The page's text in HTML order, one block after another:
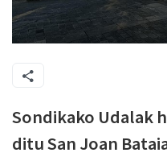
Sondikako Udalak
ditu San Joan